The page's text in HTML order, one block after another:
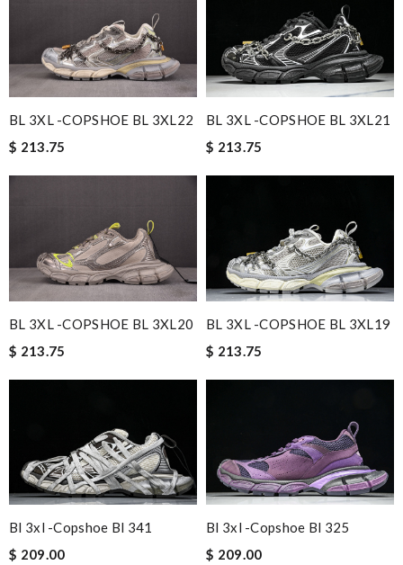
BL 3XL -COPSHOE BL 3XL22
$ 213.75
BL 3XL -COPSHOE BL 3XL21
$ 213.75
BL 3XL -COPSHOE BL 3XL20
$ 213.75
BL 3XL -COPSHOE BL 3XL19
$ 213.75
Bl 3xl -copshoe Bl 341
$ 209.00
Bl 3xl -copshoe Bl 325
$ 209.00